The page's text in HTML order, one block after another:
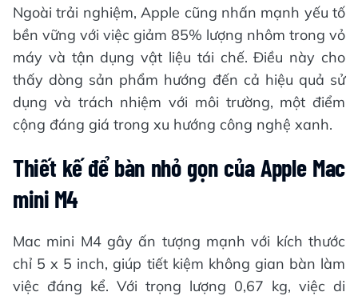
Ngoài trải nghiệm, Apple cũng nhấn mạnh yếu tố
bền vững với việc giảm 85% lượng nhôm trong vỏ
máy và tận dụng vật liệu tái chế. Điều này cho
thấy dòng sản phẩm hướng đến cả hiệu quả sử
dụng và trách nhiệm với môi trường, một điểm
cộng đáng giá trong xu hướng công nghệ xanh.
Thiết kế để bàn nhỏ gọn của Apple Mac
mini M4
Mac mini M4 gây ấn tượng mạnh với kích thước
chỉ 5 x 5 inch, giúp tiết kiệm không gian bàn làm
việc đáng kể. Với trọng lượng 0,67 kg, việc di